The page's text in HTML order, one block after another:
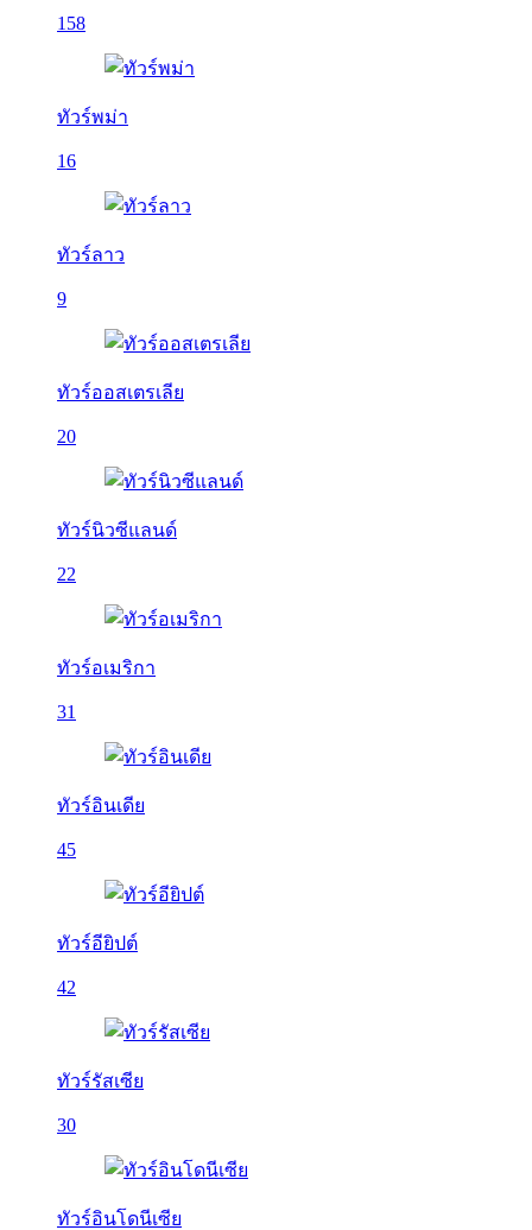
158
ทัวร์พม่า
16
ทัวร์ลาว
9
ทัวร์ออสเตรเลีย
20
ทัวร์นิวซีแลนด์
22
ทัวร์อเมริกา
31
ทัวร์อินเดีย
45
ทัวร์อียิปต์
42
ทัวร์รัสเซีย
30
ทัวร์อินโดนีเซีย